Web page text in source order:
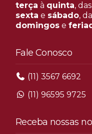
terça à quinta,
sexta e sábado,
domingose
Fale Conosco
(11) 3567 6692
(11) 96595 9725
Receba nossas